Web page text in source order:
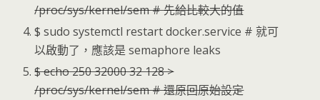
/proc/sys/kernel/sem # 先給比較大的值
$ sudo systemctl restart docker.service # 就可
以啟動了，應該是 semaphore leaks
$ echo 250 32000 32 128 >
/proc/sys/kernel/sem # 還原回原始設定